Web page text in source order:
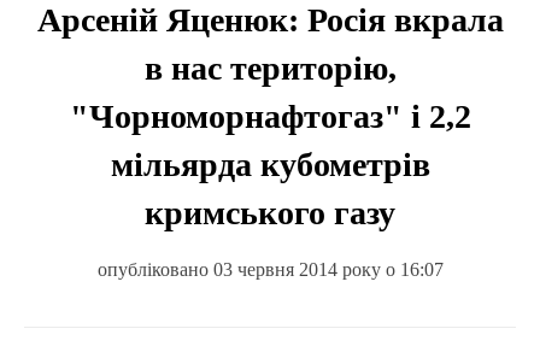
Арсеній Яценюк: Росія вкрала
в нас територію,
"Чорноморнафтогаз" і 2,2
мільярда кубометрів
кримського газу
опубліковано 03 червня 2014 року о 16:07